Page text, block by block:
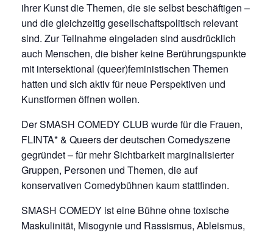
ihrer Kunst die Themen, die sie selbst beschäftigen –
und die gleichzeitig gesellschaftspolitisch relevant
sind. Zur Teilnahme eingeladen sind ausdrücklich
auch Menschen, die bisher keine Berührungspunkte
mit intersektional (queer)feministischen Themen
hatten und sich aktiv für neue Perspektiven und
Kunstformen öffnen wollen.
Der SMASH COMEDY CLUB wurde für die Frauen,
FLINTA* & Queers der deutschen Comedyszene
gegründet – für mehr Sichtbarkeit marginalisierter
Gruppen, Personen und Themen, die auf
konservativen Comedybühnen kaum stattfinden.
SMASH COMEDY ist eine Bühne ohne toxische
Maskulinität, Misogynie und Rassismus, Ableismus,